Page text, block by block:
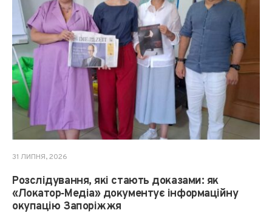
31 ЛИПНЯ, 2026
Розслідування, які стають доказами: як
«Локатор‑Медіа» документує інформаційну
окупацію Запоріжжя